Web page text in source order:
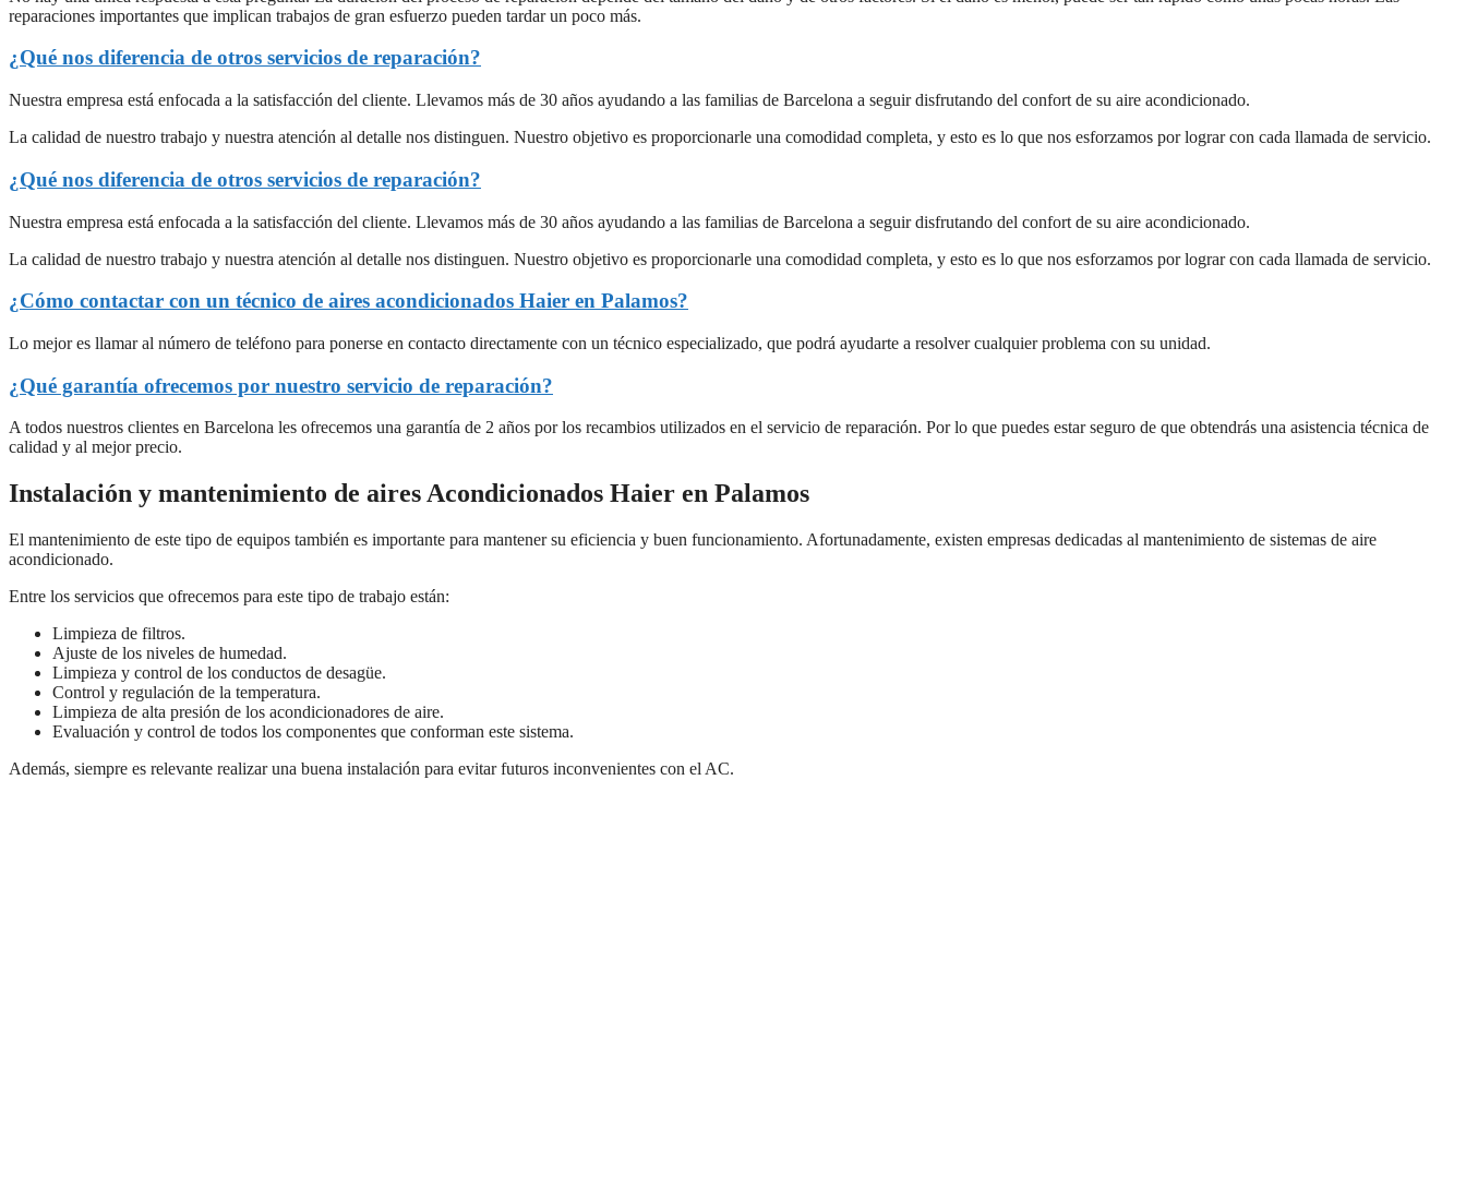
reparaciones importantes que implican trabajos de gran esfuerzo pueden tardar un poco más.
¿Qué nos diferencia de otros servicios de reparación?
Nuestra empresa está enfocada a la satisfacción del cliente. Llevamos más de 30 años ayudando a las familias de Barcelona a seguir disfrutando del confort de su aire acondicionado.
La calidad de nuestro trabajo y nuestra atención al detalle nos distinguen. Nuestro objetivo es proporcionarle una comodidad completa, y esto es lo que nos esforzamos por lograr con cada llamada de servicio.
¿Qué nos diferencia de otros servicios de reparación?
Nuestra empresa está enfocada a la satisfacción del cliente. Llevamos más de 30 años ayudando a las familias de Barcelona a seguir disfrutando del confort de su aire acondicionado.
La calidad de nuestro trabajo y nuestra atención al detalle nos distinguen. Nuestro objetivo es proporcionarle una comodidad completa, y esto es lo que nos esforzamos por lograr con cada llamada de servicio.
¿Cómo contactar con un técnico de aires acondicionados Haier en Palamos?
Lo mejor es llamar al número de teléfono para ponerse en contacto directamente con un técnico especializado, que podrá ayudarte a resolver cualquier problema con su unidad.
¿Qué garantía ofrecemos por nuestro servicio de reparación?
A todos nuestros clientes en Barcelona les ofrecemos una garantía de 2 años por los recambios utilizados en el servicio de reparación. Por lo que puedes estar seguro de que obtendrás una asistencia técnica de
calidad y al mejor precio.
Instalación y mantenimiento de aires Acondicionados Haier en Palamos
El mantenimiento de este tipo de equipos también es importante para mantener su eficiencia y buen funcionamiento. Afortunadamente, existen empresas dedicadas al mantenimiento de sistemas de aire
acondicionado.
Entre los servicios que ofrecemos para este tipo de trabajo están:
Limpieza de filtros.
Ajuste de los niveles de humedad.
Limpieza y control de los conductos de desagüe.
Control y regulación de la temperatura.
Limpieza de alta presión de los acondicionadores de aire.
Evaluación y control de todos los componentes que conforman este sistema.
Además, siempre es relevante realizar una buena instalación para evitar futuros inconvenientes con el AC.